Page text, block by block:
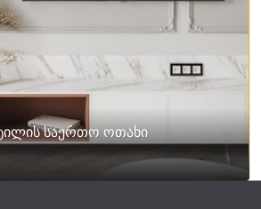
საერთო ოთახი